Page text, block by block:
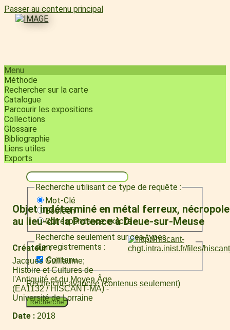
Passer au contenu principal
Menu
Méthode
Rechercher sur la carte
Catalogue
Parcourir les expositions
Collections
Glossaire
Bibliographie
Liens utiles
Exports
Recherche utilisant ce type de requête :
Mot-Clé
Booléen
Correspondance exacte
Recherche seulement sur ces types
d'enregistrements :
Contenu
Recherche avancée (contenus seulement)
Recherche
Objet indéterminé en métal ferreux, nécropole
au lieu-dit la Potence à Dieue-sur-Meuse
Créateur
Jacques Guillaume
Histoire et Cultures de
l'Antiquité et du Moyen Âge
(EA1132 / HISCANT-MA) -
Université de Lorraine
Date 2018